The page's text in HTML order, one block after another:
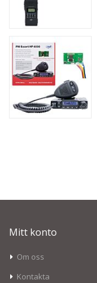
Mitt konto
Om oss
Kontakta